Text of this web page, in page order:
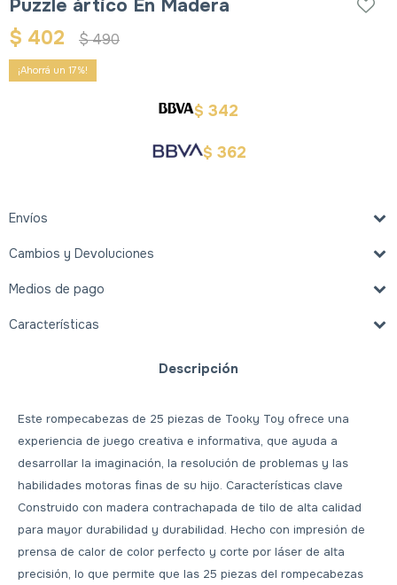
Puzzle ártico En Madera
$ 402 $490
17
$ 342
$ 362
Envíos
Cambios y Devoluciones
Medios de pago
Características
Descripción
Este rompecabezas de 25 piezas de Tooky Toy ofrece una
experiencia de juego creativa e informativa, que ayuda a
desarrollar la imaginación, la resolución de problemas y las
habilidades motoras finas de su hijo. Características clave
Construido con madera contrachapada de tilo de alta calidad
para mayor durabilidad y durabilidad. Hecho con impresión de
prensa de calor de color perfecto y corte por láser de alta
precisión, lo que permite que las 25 piezas del rompecabezas